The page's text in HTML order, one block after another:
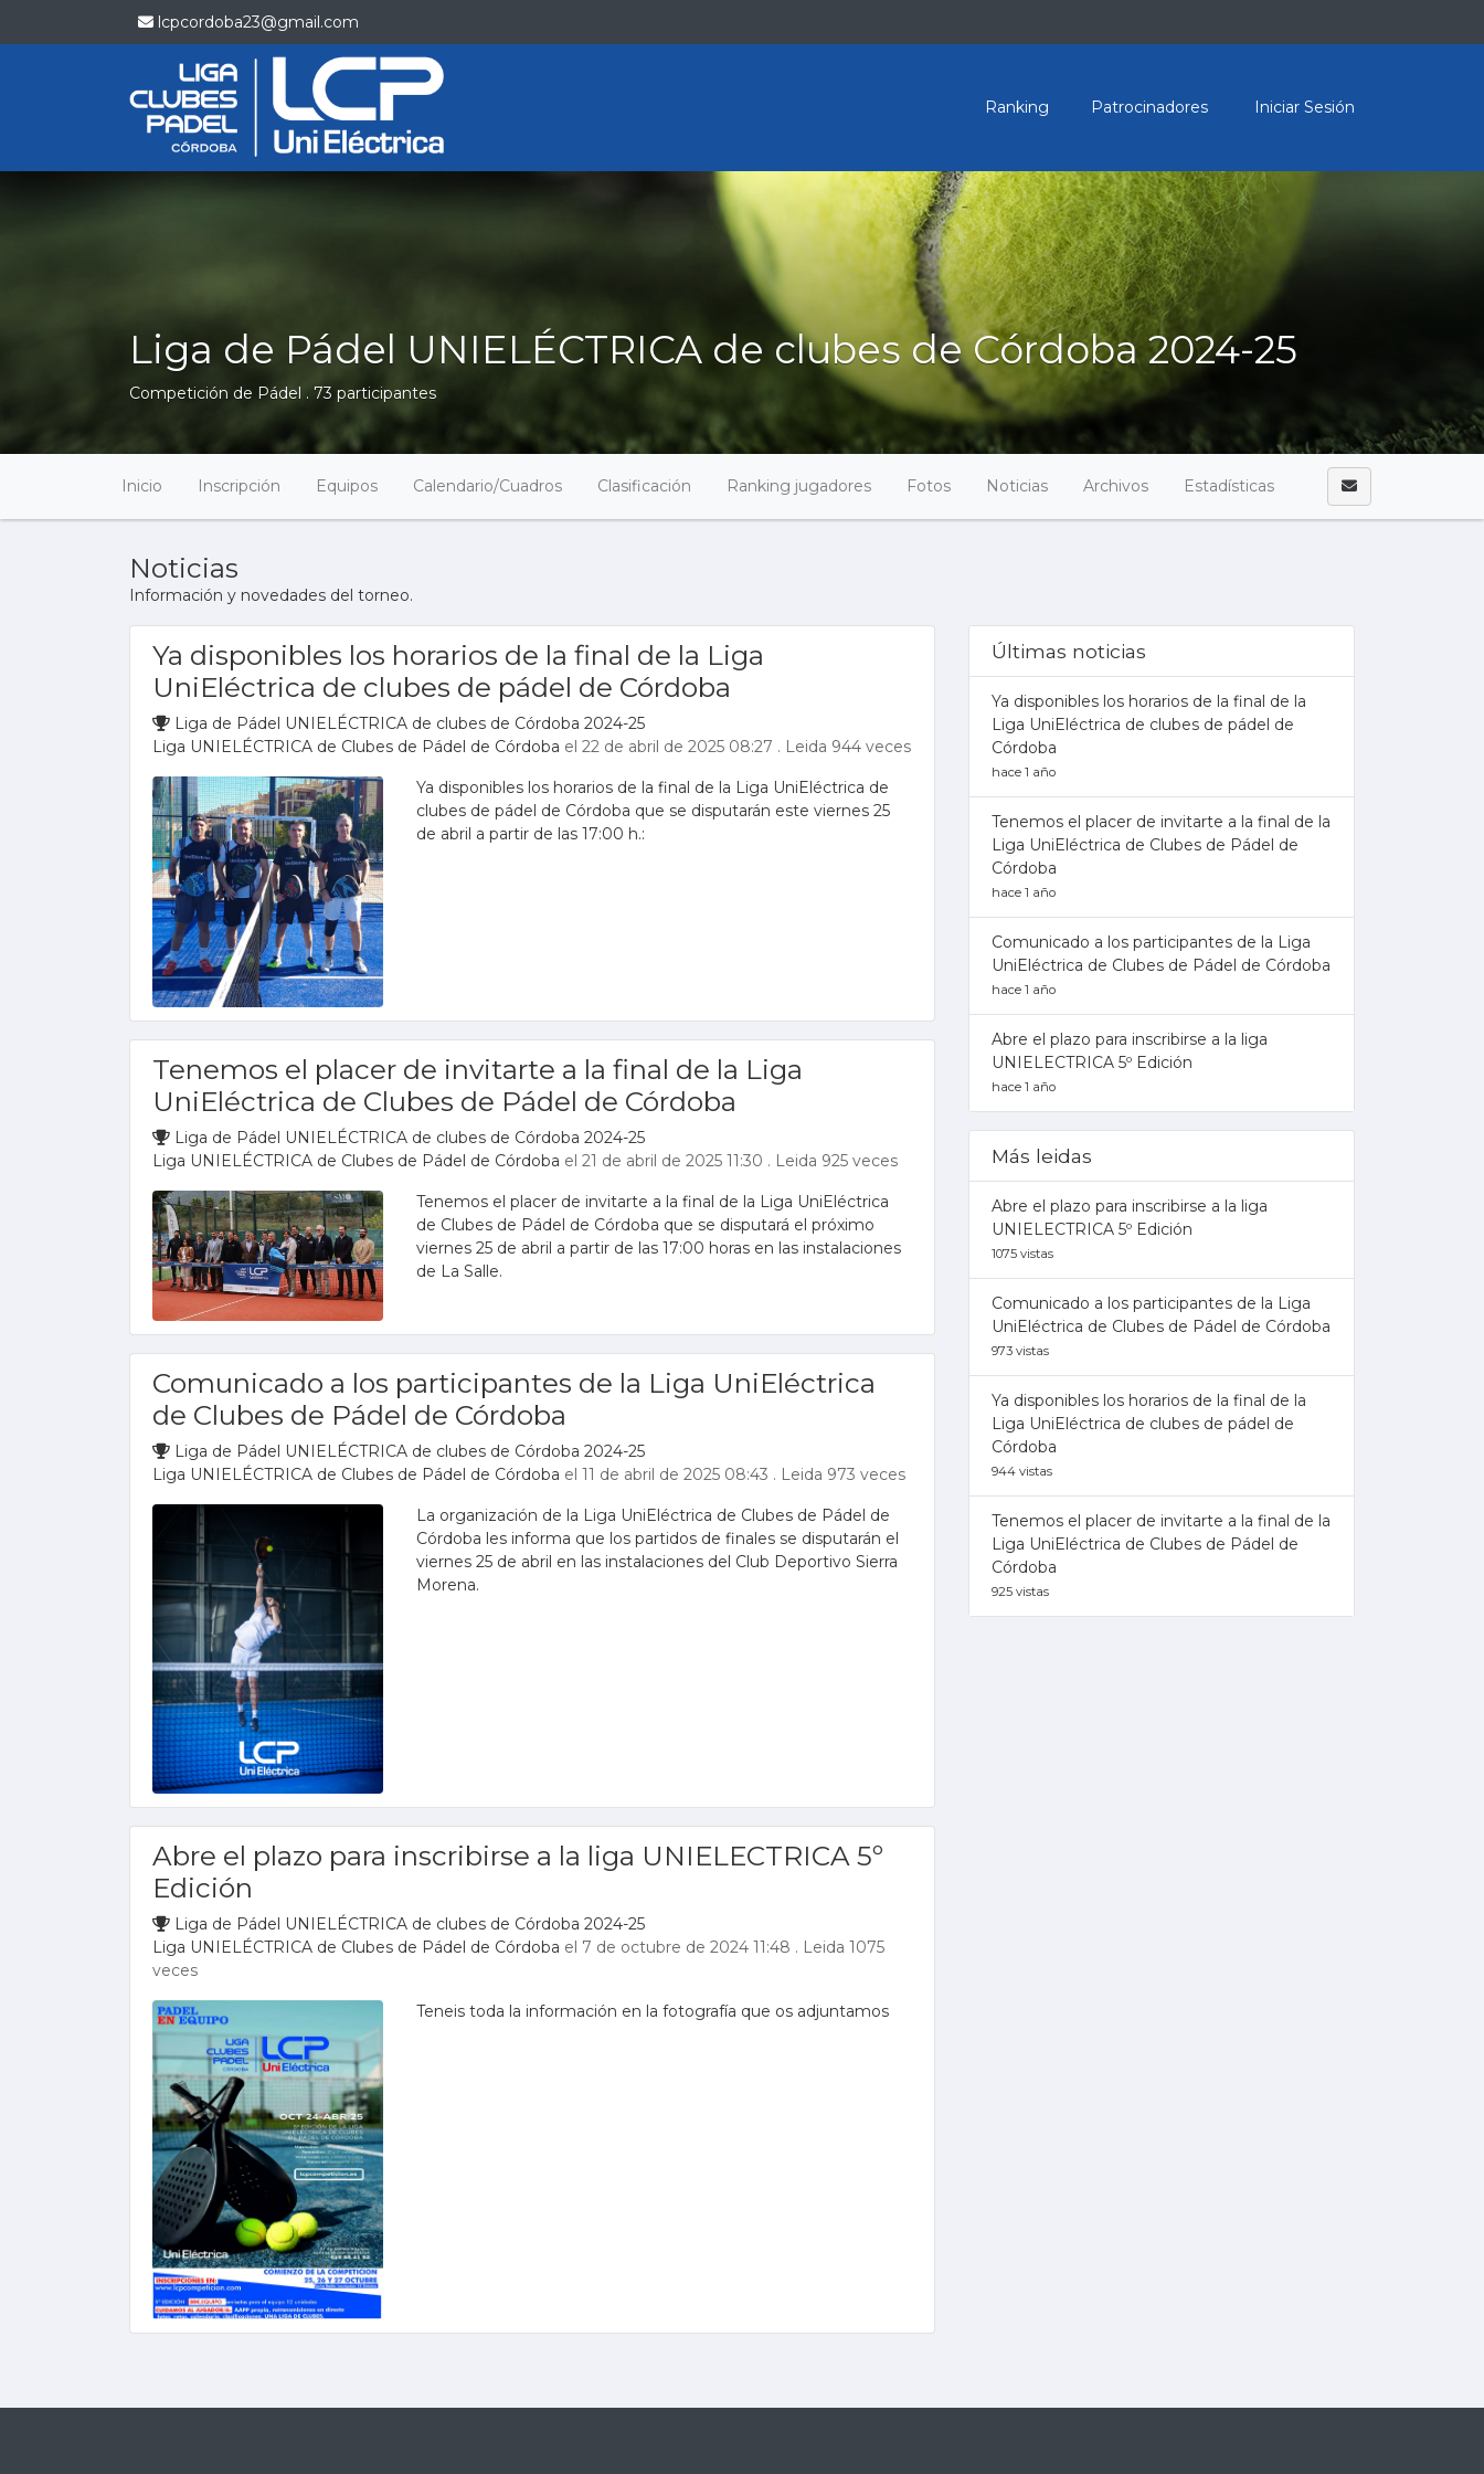
lcpcordoba23@gmail.com
Ranking Patrocinadores Iniciar Sesión
Liga de Pádel UNIELÉCTRICA de clubes de Córdoba 2024-25
Competición de Pádel . 73 participantes
Inicio Inscripción Equipos Calendario/Cuadros Clasificación Ranking jugadores Fotos Noticias Archivos Estadísticas
Noticias
Información y novedades del torneo.
Ya disponibles los horarios de la final de la Liga
UniEléctrica de clubes de pádel de Córdoba
Liga de Pádel UNIELÉCTRICA de clubes de Córdoba 2024-25
Liga UNIELÉCTRICA de Clubes de Pádel de Córdoba el 22 de abril de 2025 08:27 . Leida 944 veces
Ya disponibles los horarios de la final de la Liga UniEléctrica de
clubes de pádel de Córdoba que se disputarán este viernes 25
de abril a partir de las 17:00 h.:
Tenemos el placer de invitarte a la final de la Liga
UniEléctrica de Clubes de Pádel de Córdoba
Liga de Pádel UNIELÉCTRICA de clubes de Córdoba 2024-25
Liga UNIELÉCTRICA de Clubes de Pádel de Córdoba el 21 de abril de 2025 11:30 . Leida 925 veces
Tenemos el placer de invitarte a la final de la Liga UniEléctrica
de Clubes de Pádel de Córdoba que se disputará el próximo
viernes 25 de abril a partir de las 17:00 horas en las instalaciones
de La Salle.
Comunicado a los participantes de la Liga UniEléctrica
de Clubes de Pádel de Córdoba
Liga de Pádel UNIELÉCTRICA de clubes de Córdoba 2024-25
Liga UNIELÉCTRICA de Clubes de Pádel de Córdoba el 11 de abril de 2025 08:43 . Leida 973 veces
La organización de la Liga UniEléctrica de Clubes de Pádel de
Córdoba les informa que los partidos de finales se disputarán el
viernes 25 de abril en las instalaciones del Club Deportivo Sierra
Morena.
Abre el plazo para inscribirse a la liga UNIELECTRICA 5º
Edición
Liga de Pádel UNIELÉCTRICA de clubes de Córdoba 2024-25
Liga UNIELÉCTRICA de Clubes de Pádel de Córdoba el 7 de octubre de 2024 11:48 . Leida 1075
veces
Teneis toda la información en la fotografía que os adjuntamos
Últimas noticias
Ya disponibles los horarios de la final de la
Liga UniEléctrica de clubes de pádel de
Córdoba
hace 1 año
Tenemos el placer de invitarte a la final de la
Liga UniEléctrica de Clubes de Pádel de
Córdoba
hace 1 año
Comunicado a los participantes de la Liga
UniEléctrica de Clubes de Pádel de Córdoba
hace 1 año
Abre el plazo para inscribirse a la liga
UNIELECTRICA 5º Edición
hace 1 año
Más leidas
Abre el plazo para inscribirse a la liga
UNIELECTRICA 5º Edición
1075 vistas
Comunicado a los participantes de la Liga
UniEléctrica de Clubes de Pádel de Córdoba
973 vistas
Ya disponibles los horarios de la final de la
Liga UniEléctrica de clubes de pádel de
Córdoba
944 vistas
Tenemos el placer de invitarte a la final de la
Liga UniEléctrica de Clubes de Pádel de
Córdoba
925 vistas